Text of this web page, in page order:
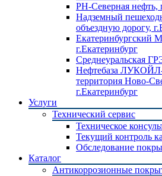
РН-Северная нефть,
Надземный
объездную дорогу,
Екатеринбургский
г.Екатеринбург
Среднеуральская
Нефтебаза
территория Ново-
г.Екатеринбург
Услуги
Технический сервис
Техническое
Текущий контроль
Обследование
Каталог
Антикоррозионные